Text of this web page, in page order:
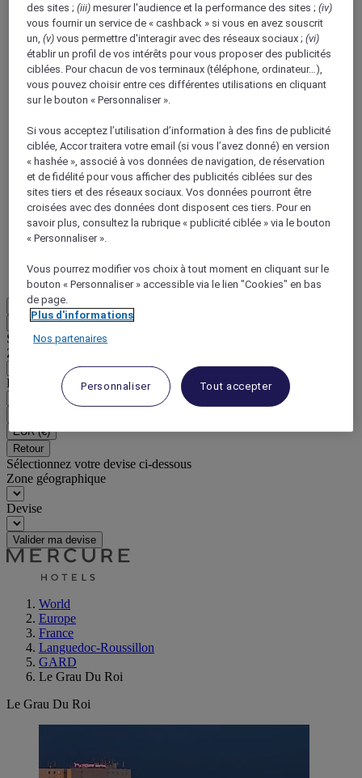
ALL Accor+ Voyager
15% de réduction toute l'annéesur vos séjours dans
+30 marques
DÉCOUVRIR
Plus
Retour
Sélectionnez votre zone et votre langue ci-dessous
Zone géographique
Pays/Région - Langue
EUR (€)
Retour
Sélectionnez votre devise ci-dessous
Zone géographique
Devise
Valider ma devise
World
Europe
France
Languedoc-Roussillon
GARD
Le Grau Du Roi
Le Grau Du Roi
des sites ;(iii) mesurer l'audience et la performance des sites ;(iv)
vous fournir un service de « cashback » si vous en avez souscrit
un,(v) vous permettre d'interagir avec des réseaux sociaux ;(vi)
établir un profil de vos intérêts pour vous proposer des publicités
ciblées. Pour chacun de vos terminaux (téléphone, ordinateur…),
vous pouvez choisir entre ces différentes utilisations en cliquant
sur le bouton « Personnaliser ».
Si vous acceptez l’utilisation d’information à des fins de publicité
ciblée, Accor traitera votre email (si vous l’avez donné) en version
« hashée », associé à vos données de navigation, de réservation
et de fidélité pour vous afficher des publicités ciblées sur des
sites tiers et des réseaux sociaux. Vos données pourront être
croisées avec des données dont disposent ces tiers. Pour en
savoir plus, consultez la rubrique « publicité ciblée » via le bouton
« Personnaliser ».
Vous pourrez modifier vos choix à tout moment en cliquant sur le
bouton « Personnaliser » accessible via le lien "Cookies" en bas
de page.
Plus d'informations
Nos partenaires
Personnaliser Tout accepter